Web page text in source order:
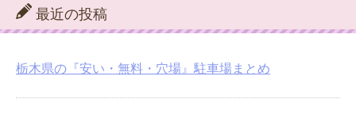
最近の投稿
栃木県の『安い・無料・穴場』駐車場まとめ